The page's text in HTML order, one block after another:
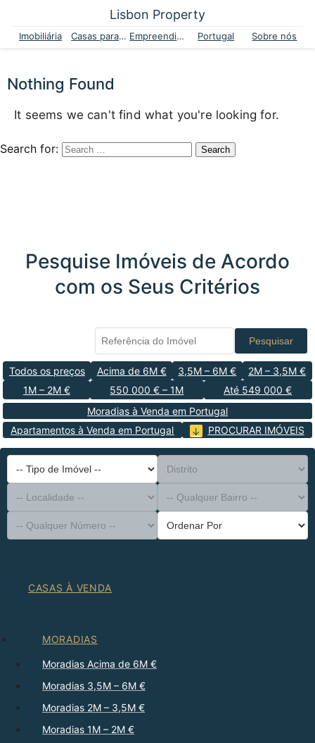
Lisbon Property
Imobiliária Casas para venda Empreendimentos Portugal Sobre nós
Nothing Found
It seems we can't find what you're looking for.
Search for:
Pesquise Imóveis de Acordo
com os Seus Critérios
Pesquisar
Todos os preços Acima de 6M € 3,5M – 6M €
2M – 3,5M €
1M – 2M €
550 000 € – 1M
Até 549 000 €
Moradias à Venda em Portugal
Apartamentos à Venda em Portugal
PROCURAR IMÓVEIS
-- Tipo de Imóvel --
Distrito
-- Localidade --
-- Qualquer Bairro --
-- Qualquer Número --
Ordenar Por
CASAS À VENDA
MORADIAS
Moradias Acima de 6M €
Moradias 3,5M – 6M €
Moradias 2M – 3,5M €
Moradias 1M – 2M €